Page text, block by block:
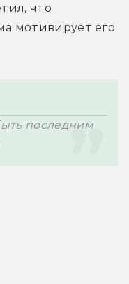
что
мотивирует его
последним